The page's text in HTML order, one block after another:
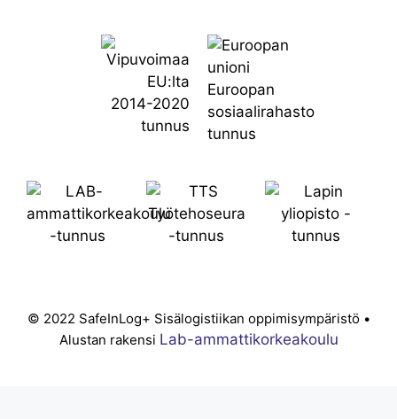
© 2022 SafeInLog+ Sisälogistiikan oppimisympäristö •
Alustan rakensi Lab-ammattikorkeakoulu